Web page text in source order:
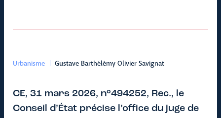
Urbanisme Gustave Barthélémy Olivier Savignat
CE, 31 mars 2026, n°494252, Rec., le
Conseil d’État précise l’office du juge de